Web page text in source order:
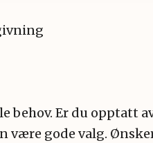
behov. Er du opptatt
være gode valg.